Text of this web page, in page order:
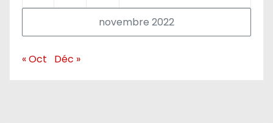
novembre 2022
« Oct Déc »